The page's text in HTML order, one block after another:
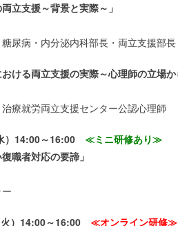
立支援～背景と実際～」
尿病・内分泌内科部長・両立支援部長
ける両立支援の実際～心理師の立場
療就労両立支援センター公認心理師
14:00～16:00 ≪ミニ研修あり≫
職者対応の要諦」
）14:00～16:00 ≪オンライン研修≫